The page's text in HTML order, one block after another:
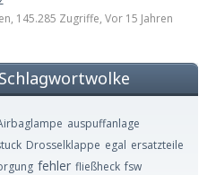
145.285 Zugriffe, Vor 15 Jahren
auspuffanlage
Drosselklappe egal ersatzteile
fehler fließheck fsw